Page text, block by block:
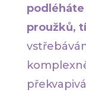
proužků,